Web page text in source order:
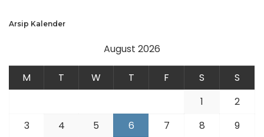
Arsip Kalender
August 2026
M T W T F S
S
1
2
3
4 5 6 7 8
9